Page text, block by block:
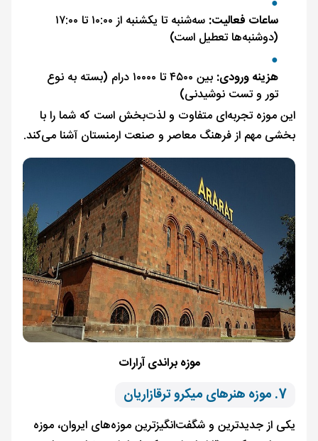
ساعات فعالیت:
سه‌شنبه تا یکشنبه از ۱۰:۰۰ تا ۱۷:۰۰
(دوشنبه‌ها تعطیل است)
هزینه ورودی:
بین ۴۵۰۰ تا ۱۰۰۰۰ درام (بسته به نوع
تور و تست نوشیدنی)
این موزه تجربه‌ای متفاوت و لذت‌بخش است که شما را با
بخشی مهم از فرهنگ معاصر و صنعت ارمنستان آشنا می‌کند.
موزه براندی آرارات
7. موزه هنرهای میکرو ترقازاریان
یکی از جدیدترین و شگفت‌انگیزترین موزه‌های ایروان، موزه